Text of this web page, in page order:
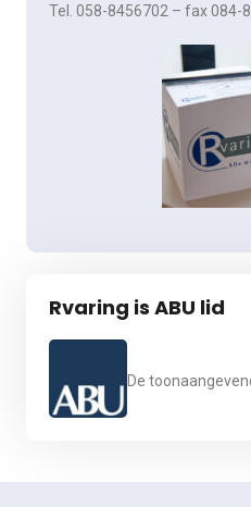
Tel. 058-8456702 – fax 084-
Rvaring is ABU lid
De